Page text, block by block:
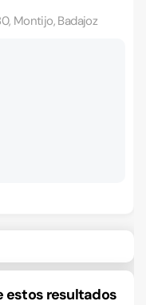
Montijo, Badajoz
estos resultados